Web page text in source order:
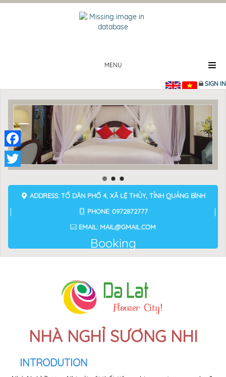
MENU
SIGN IN
ADDRESS: TỔ DÂN PHỐ 4, XÃ LỆ THỦY, TỈNH QUẢNG BÌNH
PHONE: 0972872777
EMAIL: MAIL@GMAIL.COM
Booking
NHÀ NGHỈ SƯƠNG NHI
INTRODUTION
Facebook